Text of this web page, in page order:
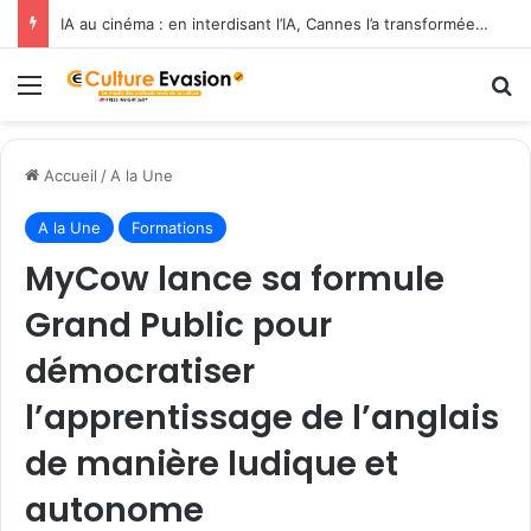
IA au cinéma : en interdisant l’IA, Cannes l’a transformée en label de luxe
Menu
Accueil / A la Une
A la Une Formations
MyCow lance sa formule
Grand Public pour
démocratiser
l’apprentissage de l’anglais
de manière ludique et
autonome